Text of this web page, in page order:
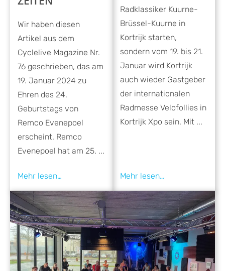
Wir haben diesen
Artikel aus dem
Cyclelive Magazine Nr.
76 geschrieben, das am
19. Januar 2024 zu
Ehren des 24.
Geburtstags von
Remco Evenepoel
erscheint. Remco
Evenepoel hat am 25. ...
Radklassiker Kuurne-
Brüssel-Kuurne in
Kortrijk starten,
sondern vom 19. bis 21.
Januar wird Kortrijk
auch wieder Gastgeber
der internationalen
Radmesse Velofollies in
Kortrijk Xpo sein. Mit ...